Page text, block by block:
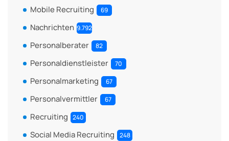
Mobile Recruiting 69
Nachrichten 9.792
Personalberater 82
Personaldienstleister 70
Personalmarketing 67
Personalvermittler 67
Recruiting 240
Social Media Recruiting 248